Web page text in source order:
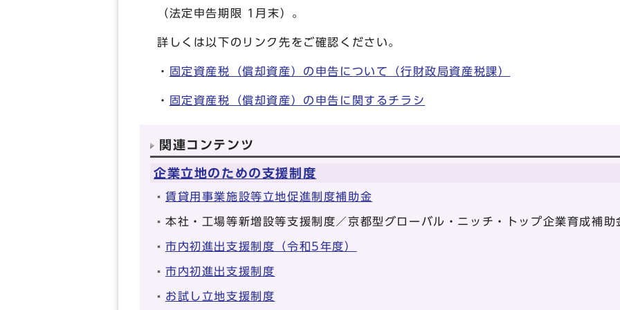
（法定申告期限 1月末）。
詳しくは以下のリンク先をご確認ください。
・ 固定資産税（償却資産）の申告について（行財政局資産税課）
・ 固定資産税（償却資産）の申告に関するチラシ
関連コンテンツ
企業立地のための支援制度
賃貸用事業施設等立地促進制度補助金
本社・工場等新増設等支援制度／京都型グローバル・ニッチ・トップ企業育成補助
市内初進出支援制度（令和5年度）
市内初進出支援制度
お試し立地支援制度